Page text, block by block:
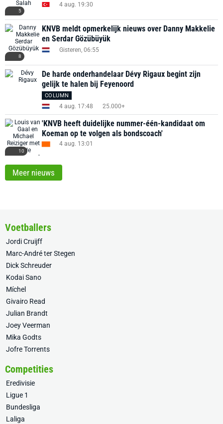
5
4 aug. 19:30
8
KNVB meldt opmerkelijk nieuws over Danny Makkelie
en Serdar Gözübüyük
Gisteren, 06:55
De harde onderhandelaar Dévy Rigaux begint zijn
gelijk te halen bij Feyenoord
COLUMN
4 aug. 17:48 25.000+
10
'KNVB heeft duidelijke nummer-één-kandidaat om
Koeman op te volgen als bondscoach'
4 aug. 13:01
Meer nieuws
Voetballers
Jordi Cruijff
Marc-André ter Stegen
Dick Schreuder
Kodai Sano
Míchel
Givairo Read
Julian Brandt
Joey Veerman
Mika Godts
Jofre Torrents
Competities
Eredivisie
Ligue 1
Bundesliga
Laliga